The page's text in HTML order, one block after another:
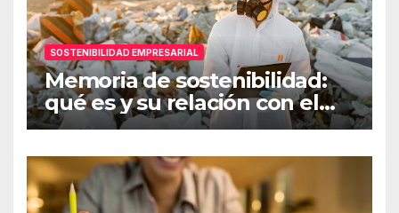
SOSTENIBILIDAD EMPRESARIAL
Memoria de sostenibilidad:
qué es y su relación con el
ESG